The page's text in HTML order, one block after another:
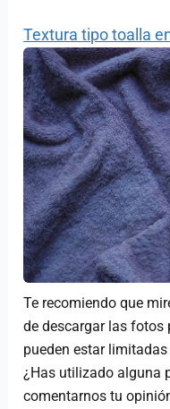
Textura tipo toalla
Te recomiendo que
de descargar las fotos
pueden estar limitadas
¿Has utilizado alguna
comentarnos tu